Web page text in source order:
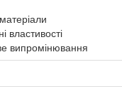
властивості
випромінювання